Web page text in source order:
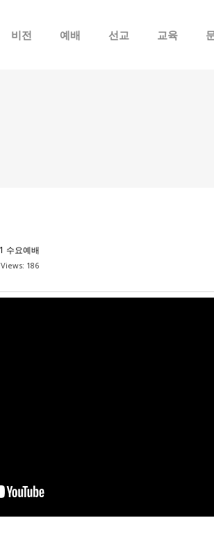
비전 예배 선교 교육
수요예배
Views: 186